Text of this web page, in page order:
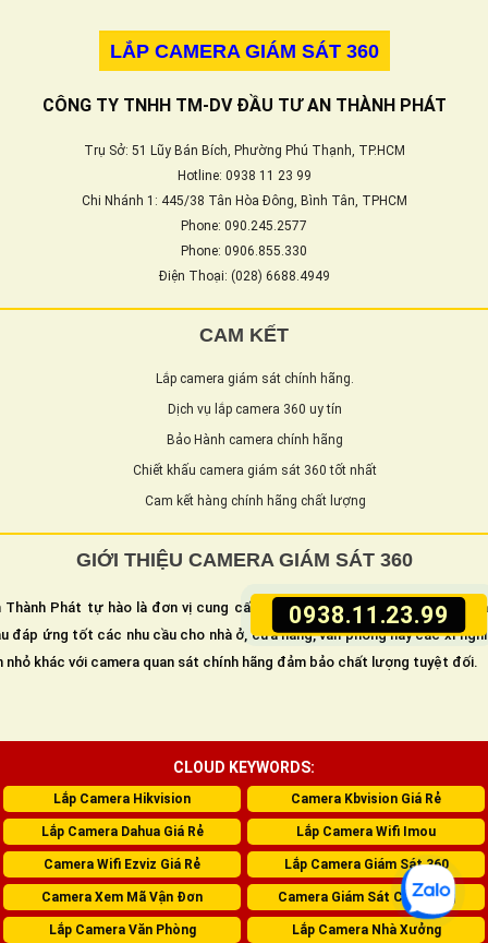
0938.11.23.99
LẮP CAMERA GIÁM SÁT 360
CÔNG TY TNHH TM-DV ĐẦU TƯ AN THÀNH PHÁT
Trụ Sở: 51 Lũy Bán Bích, Phường Phú Thạnh, TP.HCM
Hotline: 0938 11 23 99
Chi Nhánh 1: 445/38 Tân Hòa Đông, Bình Tân, TPHCM
Phone: 090.245.2577
Phone: 0906.855.330
Điện Thoại: (028) 6688.4949
CAM KẾT
Lắp camera giám sát chính hãng.
Dịch vụ lắp camera 360 uy tín
Bảo Hành camera chính hãng
Chiết khấu camera giám sát 360 tốt nhất
Cam kết hàng chính hãng chất lượng
GIỚI THIỆU CAMERA GIÁM SÁT 360
Thành Phát tự hào là đơn vị cung cấp và lắp camera giám sát an ninh
đáp ứng tốt các nhu cầu cho nhà ở, cửa hàng, văn phòng hay các xí
nhỏ khác với camera quan sát chính hãng đảm bảo chất lượng tuyệt đối.
CLOUD KEYWORDS:
Lắp Camera Hikvision Camera Kbvision Giá Rẻ
Lắp Camera Dahua Giá Rẻ Lắp Camera Wifi Imou
Camera Wifi Ezviz Giá Rẻ Lắp Camera Giám Sát 360
Camera Xem Mã Vận Đơn Camera Giám Sát Cửa Hàng
Lắp Camera Văn Phòng Lắp Camera Nhà Xưởng